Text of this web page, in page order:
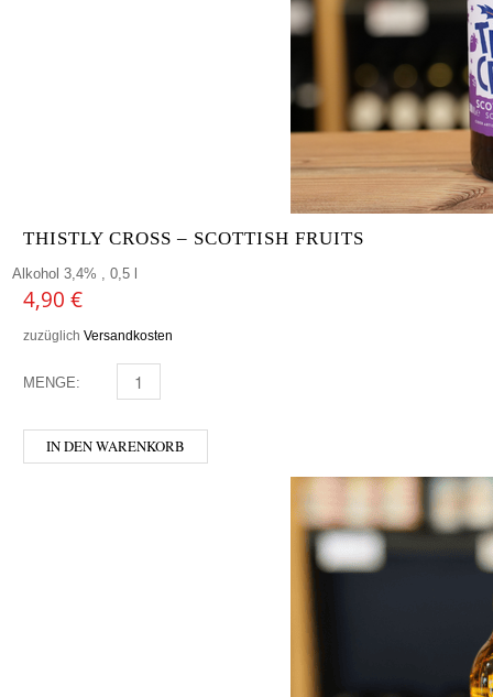
THISTLY CROSS – SCOTTISH FRUITS
Alkohol 3,4% , 0,5 l
4,90 €
zuzüglich Versandkosten
MENGE: THISTLY CROSS - SCOTTISH FRUITS MENGE
IN DEN WARENKORB